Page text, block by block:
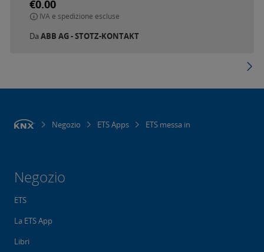
€0.00
IVA e spedizione escluse
Da ABB AG - STOTZ-KONTAKT
Negozio ETS Apps ETS messa in
Negozio
ETS
La ETS App
Libri